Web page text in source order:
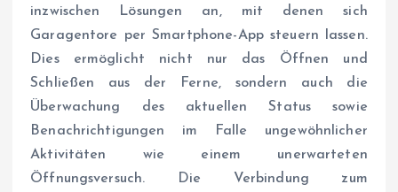
inzwischen Lösungen an, mit denen sich
Garagentore per Smartphone-App steuern lassen.
Dies ermöglicht nicht nur das Öffnen und
Schließen aus der Ferne, sondern auch die
Überwachung des aktuellen Status sowie
Benachrichtigungen im Falle ungewöhnlicher
Aktivitäten wie einem unerwarteten
Öffnungsversuch. Die Verbindung zum